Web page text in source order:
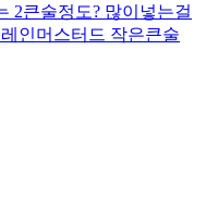
2큰술정도? 많이넣는걸
인머스터드 작은큰술